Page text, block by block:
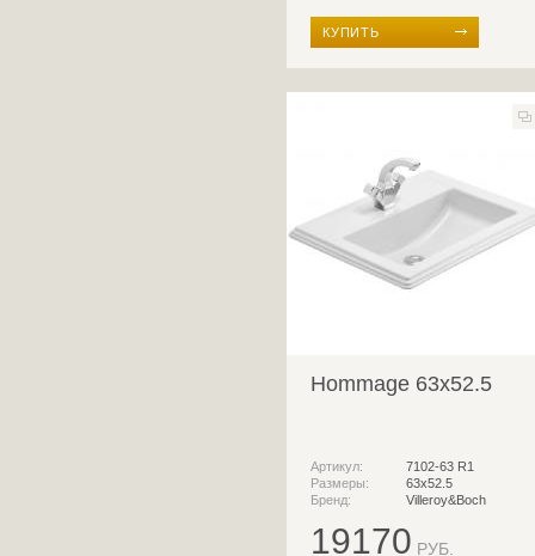
КУПИТЬ
Hommage 63x52.5
Артикул:
7102-63 R1
Размеры:
63x52.5
Бренд:
Villeroy&Boch
19170 РУБ.